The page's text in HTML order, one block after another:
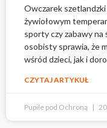
Owczarek
żywiołowym
sporty czy zabawy
osobisty sprawia, że
wśród dzieci, jak i
CZYTAJ ARTYKUŁ
Pupile pod Ochroną